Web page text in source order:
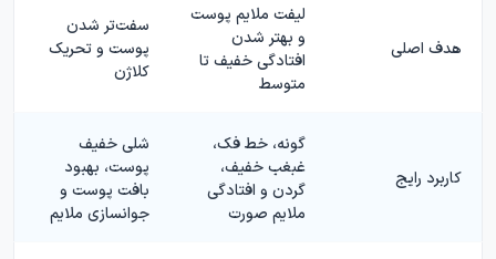
هدف اصلی
لیفت ملایم پوست
و بهتر شدن
افتادگی خفیف تا
متوسط
سفت‌تر شدن
پوست و تحریک
کلاژن
کاربرد رایج
گونه، خط فک،
غبغب خفیف،
گردن و افتادگی
ملایم صورت
شلی خفیف
پوست، بهبود
بافت پوست و
جوانسازی ملایم